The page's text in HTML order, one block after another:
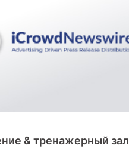
& тренажерный зал